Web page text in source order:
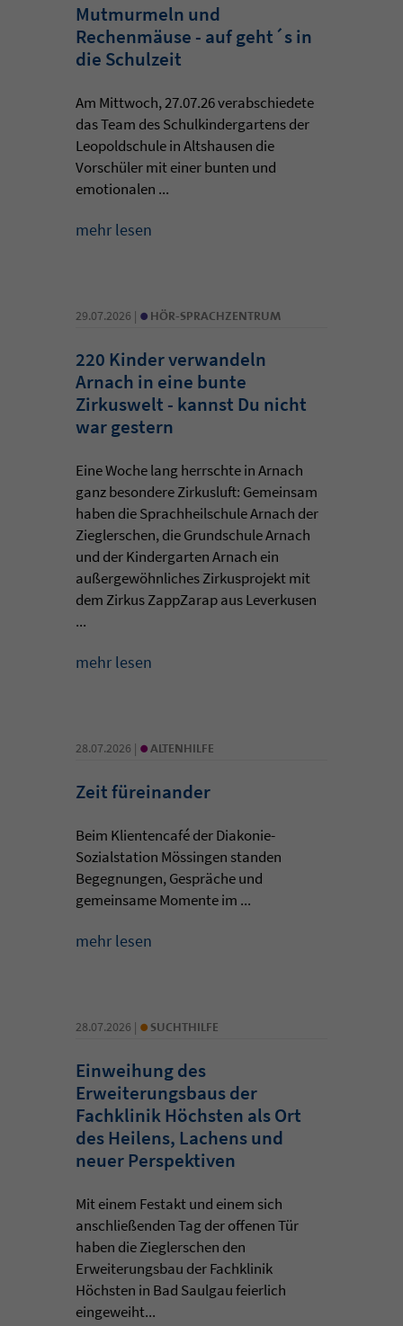
Mutmurmeln und
Rechenmäuse - auf geht´s in
die Schulzeit
Am Mittwoch, 27.07.26 verabschiedete
das Team des Schulkindergartens der
Leopoldschule in Altshausen die
Vorschüler mit einer bunten und
emotionalen ...
mehr lesen
29.07.2026 | • HÖR-SPRACHZENTRUM
220 Kinder verwandeln
Arnach in eine bunte
Zirkuswelt - kannst Du nicht
war gestern
Eine Woche lang herrschte in Arnach
ganz besondere Zirkusluft: Gemeinsam
haben die Sprachheilschule Arnach der
Zieglerschen, die Grundschule Arnach
und der Kindergarten Arnach ein
außergewöhnliches Zirkusprojekt mit
dem Zirkus ZappZarap aus Leverkusen
...
mehr lesen
28.07.2026 | • ALTENHILFE
Zeit füreinander
Beim Klientencafé der Diakonie-
Sozialstation Mössingen standen
Begegnungen, Gespräche und
gemeinsame Momente im ...
mehr lesen
28.07.2026 | • SUCHTHILFE
Einweihung des
Erweiterungsbaus der
Fachklinik Höchsten als Ort
des Heilens, Lachens und
neuer Perspektiven
Mit einem Festakt und einem sich
anschließenden Tag der offenen Tür
haben die Zieglerschen den
Erweiterungsbau der Fachklinik
Höchsten in Bad Saulgau feierlich
eingeweiht...